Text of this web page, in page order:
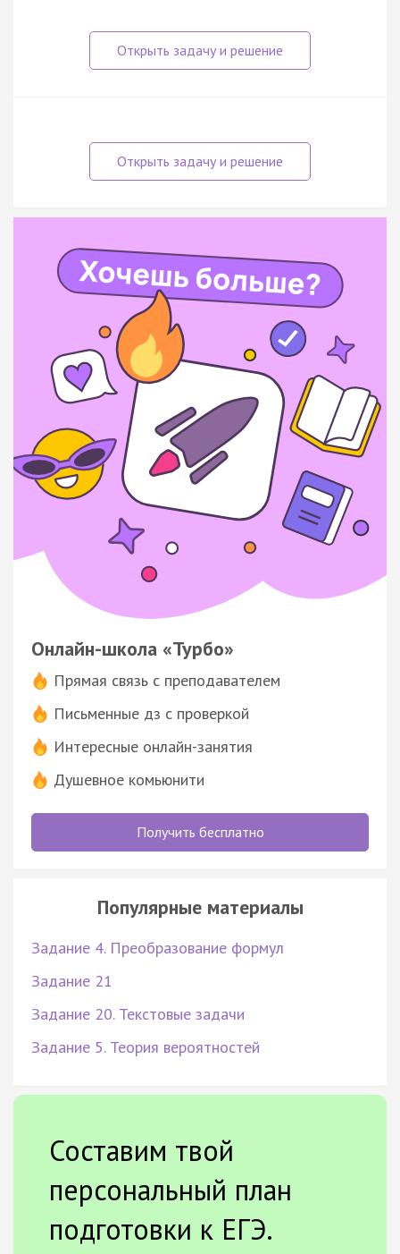
Онлайн-школа «Турбо»
Прямая связь с преподавателем
Письменные дз с проверкой
Интересные онлайн-занятия
Душевное комьюнити
Получить бесплатно
Популярные материалы
Задание 4. Преобразование формул
Задание 21
Задание 20. Текстовые задачи
Задание 5. Теория вероятностей
Составим твой
персональный план
подготовки к ЕГЭ.